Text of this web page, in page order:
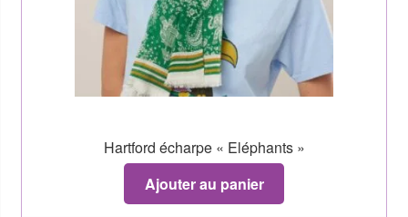
Hartford écharpe « Eléphants »
Ajouter au panier